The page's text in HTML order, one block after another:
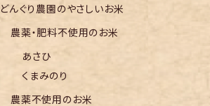
どんぐり農園のやさしいお米
農薬・肥料不使用のお米
あさひ
くまみのり
農薬不使用のお米